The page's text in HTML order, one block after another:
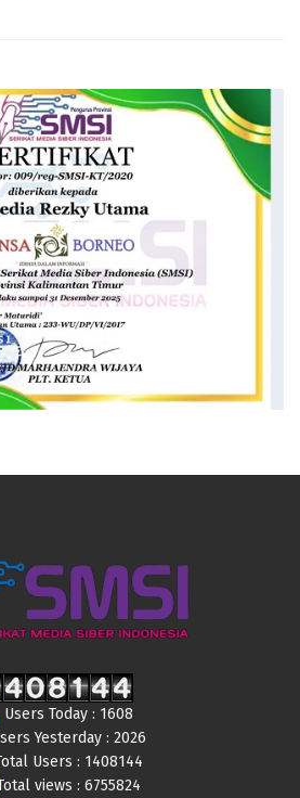
Users Today : 1608
Yesterday : 2026
Users : 1408144
views : 6755824